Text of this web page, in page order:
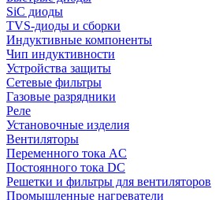
SiC диоды
TVS-диоды и сборки
Индуктивные компоненты
Чип индуктивности
Устройства защиты
Сетевые фильтры
Газовые разрядники
Реле
Установочные изделия
Вентиляторы
Переменного тока AC
Постоянного тока DC
Решетки и фильтры для вентиляторов
Промышленные нагреватели